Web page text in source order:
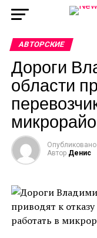
АВТОРСКИЕ
Дороги
области
Опубликовано
Автор Денис